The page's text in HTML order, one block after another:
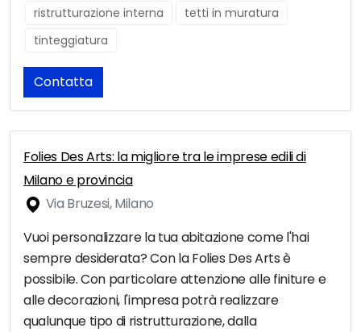
ristrutturazione interna
tetti in muratura
tinteggiatura
Contatta
Folies Des Arts: la migliore tra le imprese edili di
Milano e provincia
Via Bruzesi, Milano
Vuoi personalizzare la tua abitazione come l'hai
sempre desiderata? Con la Folies Des Arts è
possibile. Con particolare attenzione alle finiture e
alle decorazioni, l'impresa potrà realizzare
qualunque tipo di ristrutturazione, dalla